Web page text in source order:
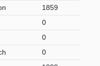
1859
0
0
0